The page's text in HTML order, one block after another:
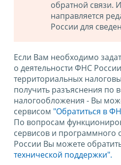
обратной связи.
направляется
России для
Если Вам необходимо
о деятельности ФНС
территориальных
получить разъяснения по
налогообложения - Вы
сервисом "Обратиться в
По вопросам
сервисов и
России Вы можете
технической поддержки".